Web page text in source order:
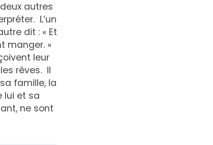
autres
L’un
dit : « Et
manger. »
leur
rêves. Il
famille, la
lui et sa
ne sont